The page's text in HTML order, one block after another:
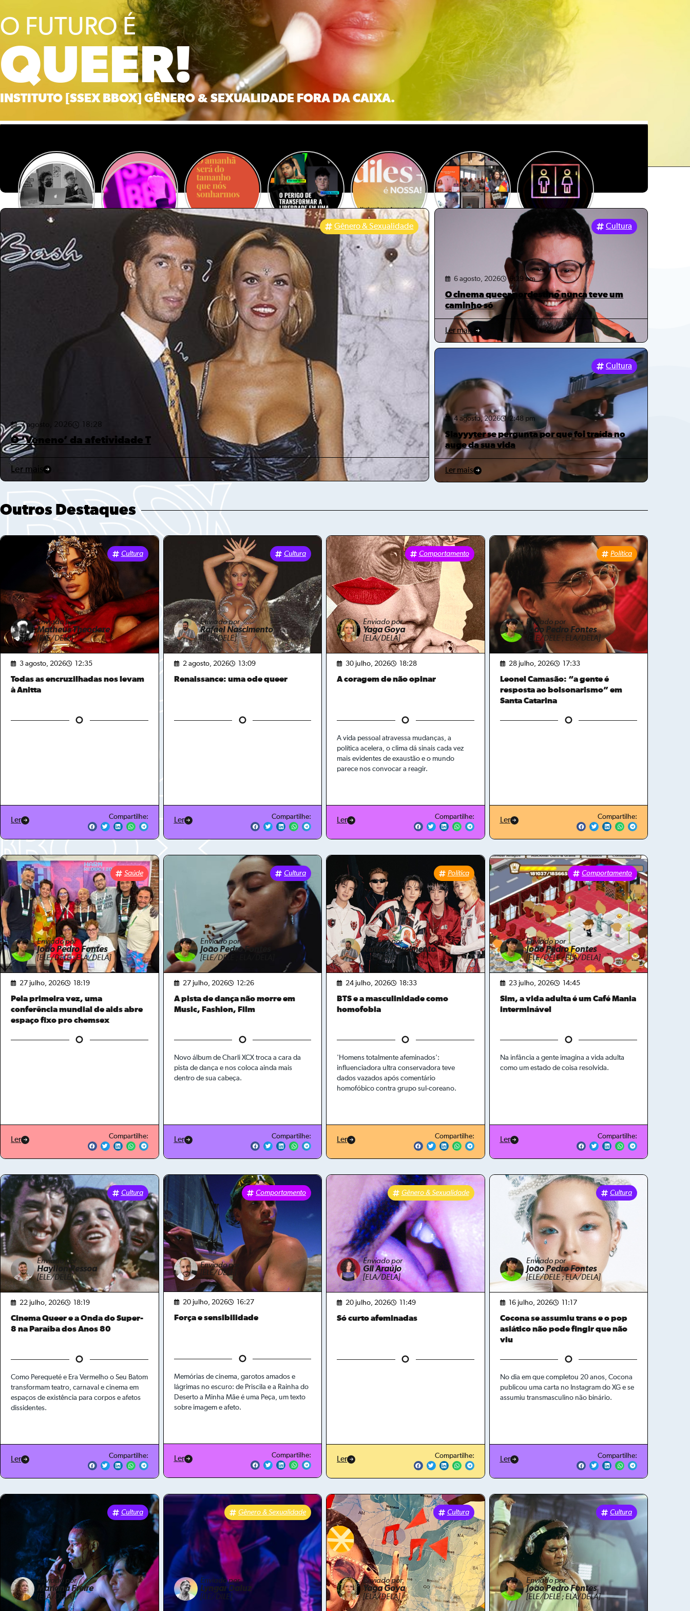
O FUTURO É
QUEER!
INSTITUTO [SSEX BBOX] GÊNERO & SEXUALIDADE FORA DA CAIXA.
Gênero & Sexualidade
7 agosto, 2026 18:28
O ‘Veneno’ da afetividade T
Ler mais
Cultura
6 agosto, 2026 6:29 pm
O cinema queer nordestino nunca teve um
caminho só
Ler mais
Cultura
4 agosto, 2026 2:48 pm
Slayyyter se pergunta por que foi traída no
auge da sua vida
Ler mais
Outros Destaques
Cultura
Enviado por
Matheus Theodore
[ELE/DELE]
3 agosto, 2026 12:35
Todas as encruzilhadas nos levam
à Anitta
Ler Compartilhe:
Cultura
Enviado por
Rafael Nascimento
[ELE/DELE]
2 agosto, 2026 13:09
Renaissance: uma ode queer
Ler Compartilhe:
Comportamento
Enviado por
Yaga Goya
[ELA/DELA]
30 julho, 2026 18:28
A coragem de não opinar
A vida pessoal atravessa mudanças, a
política acelera, o clima dá sinais cada vez
mais evidentes de exaustão e o mundo
parece nos convocar a reagir.
Ler Compartilhe:
Política
Enviado por
João Pedro Fontes
[ELE/DELE ; ELA/DELA]
28 julho, 2026 17:33
Leonel Camasão: “a gente é
resposta ao bolsonarismo” em
Santa Catarina
Ler Compartilhe:
Saúde
Enviado por
João Pedro Fontes
[ELE/DELE ; ELA/DELA]
27 julho, 2026 18:19
Pela primeira vez, uma
conferência mundial de aids abre
espaço fixo pro chemsex
Ler Compartilhe:
Cultura
Enviado por
João Pedro Fontes
[ELE/DELE ; ELA/DELA]
27 julho, 2026 12:26
A pista de dança não morre em
Music, Fashion, Film
Novo álbum de Charli XCX troca a cara da
pista de dança e nos coloca ainda mais
dentro de sua cabeça.
Ler Compartilhe:
Política
Enviado por
Rafael Nascimento
[ELE/DELE]
24 julho, 2026 18:33
BTS e a masculinidade como
homofobia
'Homens totalmente afeminados':
influenciadora ultra conservadora teve
dados vazados após comentário
homofóbico contra grupo sul-coreano.
Ler Compartilhe:
Comportamento
Enviado por
João Pedro Fontes
[ELE/DELE ; ELA/DELA]
23 julho, 2026 14:45
Sim, a vida adulta é um Café Mania
interminável
Na infância a gente imagina a vida adulta
como um estado de coisa resolvida.
Ler Compartilhe:
Cultura
Enviado por
Hayllon Pessoa
[ELE/DELE]
22 julho, 2026 18:19
Cinema Queer e a Onda do Super-
8 na Paraíba dos Anos 80
Como Perequeté e Era Vermelho o Seu Batom
transformam teatro, carnaval e cinema em
espaços de existência para corpos e afetos
dissidentes.
Ler Compartilhe:
Comportamento
Enviado por
[ELE/DELE]
20 julho, 2026 16:27
Força e sensibilidade
Memórias de cinema, garotos amados e
lágrimas no escuro: de Priscila e a Rainha do
Deserto a Minha Mãe é uma Peça, um texto
sobre imagem e afeto.
Ler Compartilhe:
Gênero & Sexualidade
Enviado por
Gil Araújo
[ELA/DELA]
20 julho, 2026 11:49
Só curto afeminadas
Ler Compartilhe:
Cultura
Enviado por
João Pedro Fontes
[ELE/DELE ; ELA/DELA]
16 julho, 2026 11:17
Cocona se assumiu trans e o pop
asiático não pode fingir que não
viu
No dia em que completou 20 anos, Cocona
publicou uma carta no Instagram do XG e se
assumiu transmasculino não binário.
Ler Compartilhe:
Cultura
Enviado por
Mariana Freire
[ELA/DELA]
Gênero & Sexualidade
Enviado por
Lyngar Daluz
[ILE/DILE]
Cultura
Enviado por
Yaga Goya
[ELA/DELA]
Cultura
Enviado por
João Pedro Fontes
[ELE/DELE ; ELA/DELA]